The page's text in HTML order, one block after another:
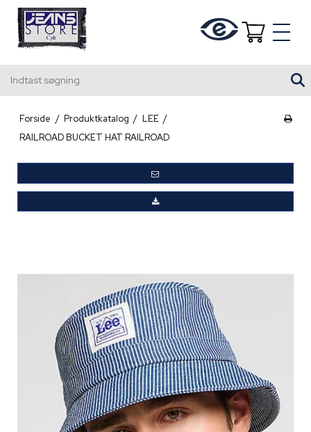
Forside / Produktkatalog / LEE /
RAILROAD BUCKET HAT RAILROAD